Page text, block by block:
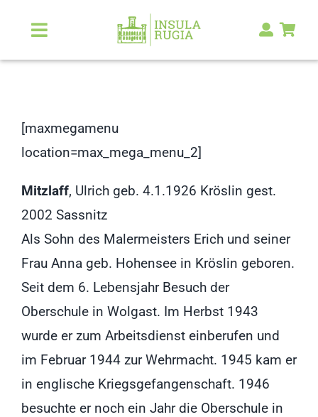
Inhalt
springen
Toggle
Navigation
Malerlexikon
RUGIA Shop NEU
[maxmegamenu
location=max_mega_menu_2]
Mitzlaff, Ulrich geb. 4.1.1926 Kröslin gest.
2002 Sassnitz
Als Sohn des Malermeisters Erich und seiner
Frau Anna geb. Hohensee in Kröslin geboren.
Seit dem 6. Lebensjahr Besuch der
Oberschule in Wolgast. Im Herbst 1943
wurde er zum Arbeitsdienst einberufen und
im Februar 1944 zur Wehrmacht. 1945 kam er
in englische Kriegsgefangenschaft. 1946
besuchte er noch ein Jahr die Oberschule in